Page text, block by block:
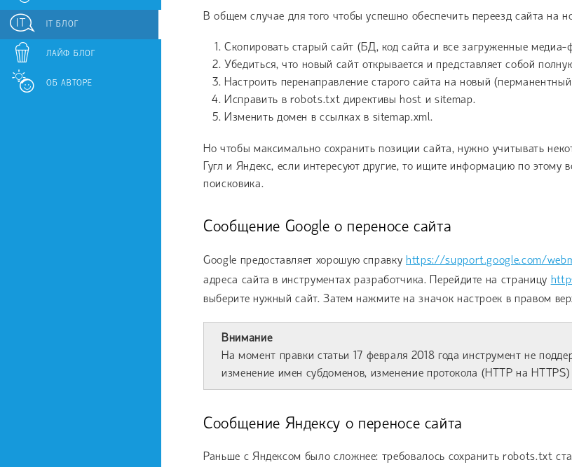
IT БЛОГ
ЛАЙФ БЛОГ
ОБ АВТОРЕ
В общем случае для того чтобы успешно обеспечить переезд сайта на
Скопировать старый сайт (БД, код сайта и все загруженные
Убедиться, что новый сайт открывается и представляет собой
Настроить перенаправление старого сайта на новый
Исправить в robots.txt директивы host и sitemap.
Изменить домен в ссылках в sitemap.xml.
Но чтобы максимально сохранить позиции сайта, нужно учитывать
Гугл и Яндекс, если интересуют другие, то ищите информацию по этому
поисковика.
Сообщение Google о переносе сайта
Google предоставляет хорошую справку https://support.google.com/
адреса сайта в инструментах разработчика. Перейдите на страницу
выберите нужный сайт. Затем нажмите на значок настроек в правом
Внимание
На момент правки статьи 17 февраля 2018 года инструмент не
изменение имен субдоменов, изменение протокола (HTTP на
Сообщение Яндексу о переносе сайта
Раньше с Яндексом было сложнее: требовалось сохранить robots.txt